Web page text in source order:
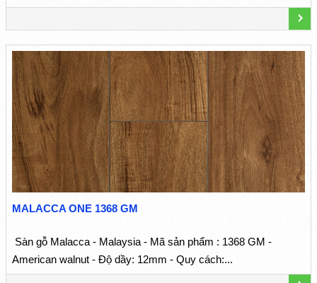
MALACCA ONE 1368 GM
Sàn gỗ Malacca - Malaysia - Mã sản phẩm : 1368 GM -
American walnut - Độ dầy: 12mm - Quy cách:...